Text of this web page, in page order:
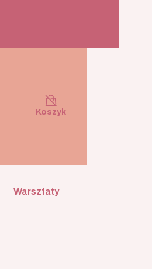
Koszyk wyłączony
Koszyk
Warsztaty